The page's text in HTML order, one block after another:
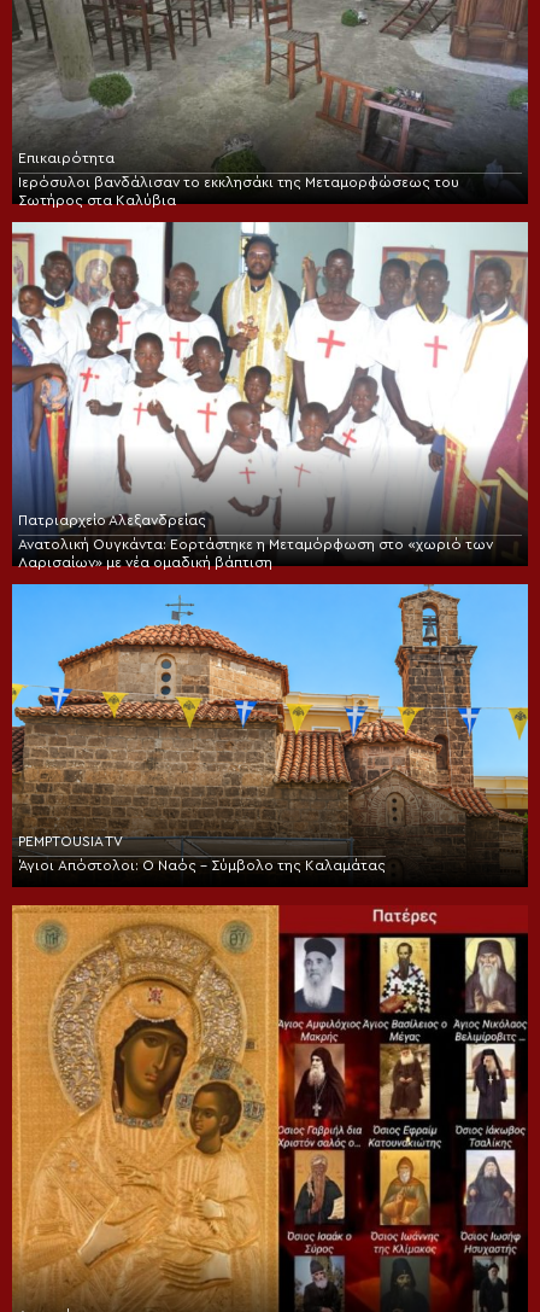
Επικαιρότητα
Ιερόσυλοι βανδάλισαν το εκκλησάκι της Μεταμορφώσεως του
Σωτήρος στα Καλύβια
Πατριαρχείο Αλεξανδρείας
Ανατολική Ουγκάντα: Εορτάστηκε η Μεταμόρφωση στο «χωριό των
Λαρισαίων» με νέα ομαδική βάπτιση
PEMPTOUSIA TV
Άγιοι Απόστολοι: Ο Ναός – Σύμβολο της Καλαμάτας